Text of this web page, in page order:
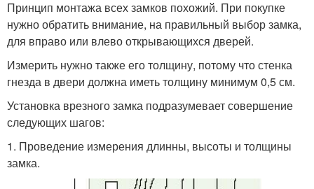
Принцип монтажа всех замков похожий. При покупке
нужно обратить внимание, на правильный выбор замка,
для вправо или влево открывающихся дверей.
Измерить нужно также его толщину, потому что стенка
гнезда в двери должна иметь толщину минимум 0,5 см.
Установка врезного замка подразумевает совершение
следующих шагов:
1. Проведение измерения длинны, высоты и толщины
замка.